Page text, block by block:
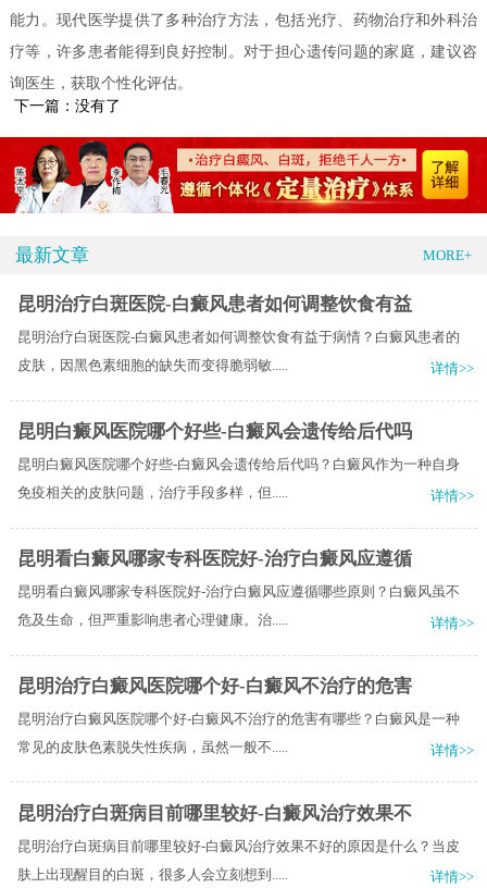
能力。现代医学提供了多种治疗方法，包括光疗、药物治疗和外科治
疗等，许多患者能得到良好控制。对于担心遗传问题的家庭，建议咨
询医生，获取个性化评估。
下一篇：没有了
最新文章 MORE+
昆明治疗白斑医院-白癜风患者如何调整饮食有益
昆明治疗白斑医院-白癜风患者如何调整饮食有益于病情？白癜风患者的
皮肤，因黑色素细胞的缺失而变得脆弱敏.....
详情>>
昆明白癜风医院哪个好些-白癜风会遗传给后代吗
昆明白癜风医院哪个好些-白癜风会遗传给后代吗？白癜风作为一种自身
免疫相关的皮肤问题，治疗手段多样，但.....
详情>>
昆明看白癜风哪家专科医院好-治疗白癜风应遵循
昆明看白癜风哪家专科医院好-治疗白癜风应遵循哪些原则？白癜风虽不
危及生命，但严重影响患者心理健康。治.....
详情>>
昆明治疗白癜风医院哪个好-白癜风不治疗的危害
昆明治疗白癜风医院哪个好-白癜风不治疗的危害有哪些？白癜风是一种
常见的皮肤色素脱失性疾病，虽然一般不.....
详情>>
昆明治疗白斑病目前哪里较好-白癜风治疗效果不
昆明治疗白斑病目前哪里较好-白癜风治疗效果不好的原因是什么？当皮
肤上出现醒目的白斑，很多人会立刻想到.....
详情>>